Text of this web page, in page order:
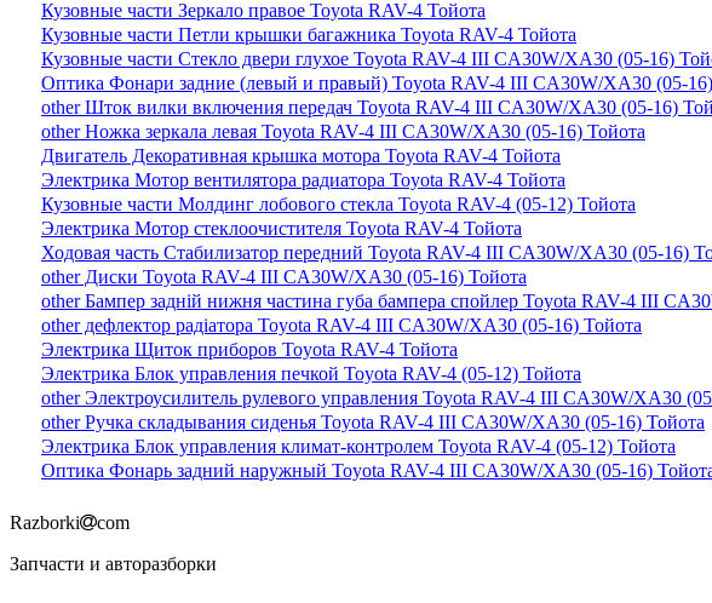
Кузовные части Зеркало правое Toyota RAV-4 Тойота
Кузовные части Петли крышки багажника Toyota RAV-4 Тойота
Кузовные части Стекло двери глухое Toyota RAV-4 III CA30W/XA30 (05-16)
Оптика Фонари задние (левый и правый) Toyota RAV-4 III CA30W/XA30 (05-
other Шток вилки включения передач Toyota RAV-4 III CA30W/XA30 (05-16)
other Ножка зеркала левая Toyota RAV-4 III CA30W/XA30 (05-16) Тойота
Двигатель Декоративная крышка мотора Toyota RAV-4 Тойота
Электрика Мотор вентилятора радиатора Toyota RAV-4 Тойота
Кузовные части Молдинг лобового стекла Toyota RAV-4 (05-12) Тойота
Электрика Мотор стеклоочистителя Toyota RAV-4 Тойота
Ходовая часть Стабилизатор передний Toyota RAV-4 III CA30W/XA30 (05-16)
other Диски Toyota RAV-4 III CA30W/XA30 (05-16) Тойота
other Бампер задній нижня частина губа бампера спойлер Toyota RAV-4 III
other дефлектор радіатора Toyota RAV-4 III CA30W/XA30 (05-16) Тойота
Электрика Щиток приборов Toyota RAV-4 Тойота
Электрика Блок управления печкой Toyota RAV-4 (05-12) Тойота
other Электроусилитель рулевого управления Toyota RAV-4 III CA30W/XA30
other Ручка складывания сиденья Toyota RAV-4 III CA30W/XA30 (05-16) Тойота
Электрика Блок управления климат-контролем Toyota RAV-4 (05-12) Тойота
Оптика Фонарь задний наружный Toyota RAV-4 III CA30W/XA30 (05-16)
Razborki
com
Запчасти и авторазборки